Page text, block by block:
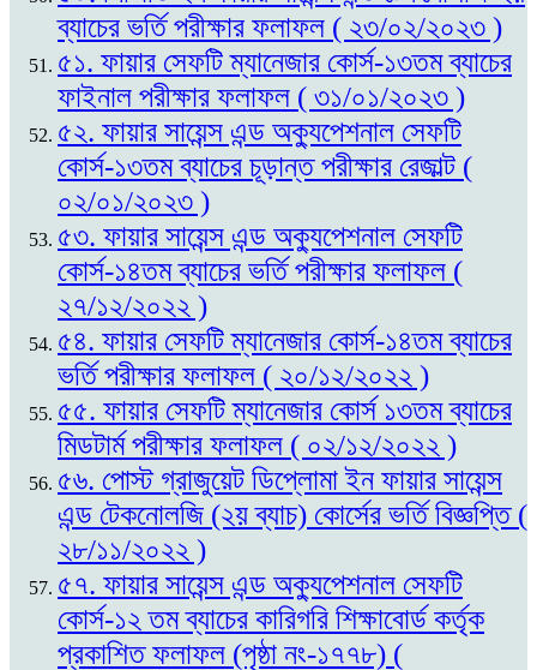
ব্যাচের ভর্তি পরীক্ষার ফলাফল ( ২৩/০২/২০২৩ )
৫১. ফায়ার সেফটি ম্যানেজার কোর্স-১৩তম ব্যাচের
ফাইনাল পরীক্ষার ফলাফল ( ৩১/০১/২০২৩ )
৫২. ফায়ার সায়েন্স এন্ড অক্যুপেশনাল সেফটি
কোর্স-১৩তম ব্যাচের চূড়ান্ত পরীক্ষার রেজাল্ট (
০২/০১/২০২৩ )
৫৩. ফায়ার সায়েন্স এন্ড অক্যুপেশনাল সেফটি
কোর্স-১৪তম ব্যাচের ভর্তি পরীক্ষার ফলাফল (
২৭/১২/২০২২ )
৫৪. ফায়ার সেফটি ম্যানেজার কোর্স-১৪তম ব্যাচের
ভর্তি পরীক্ষার ফলাফল ( ২০/১২/২০২২ )
৫৫. ফায়ার সেফটি ম্যানেজার কোর্স ১৩তম ব্যাচের
মিডটার্ম পরীক্ষার ফলাফল ( ০২/১২/২০২২ )
৫৬. পোস্ট গ্রাজুয়েট ডিপ্লোমা ইন ফায়ার সায়েন্স
এন্ড টেকনোলজি (২য় ব্যাচ) কোর্সের ভর্তি বিজ্ঞপ্তি (
২৮/১১/২০২২ )
৫৭. ফায়ার সায়েন্স এন্ড অক্যুপেশনাল সেফটি
কোর্স-১২ তম ব্যাচের কারিগরি শিক্ষাবোর্ড কর্তৃক
প্রকাশিত ফলাফল (পৃষ্ঠা নং-১৭৭৮) (